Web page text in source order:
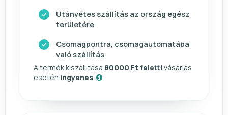
Utánvétes szállítás az ország egész
területére
Csomagpontra, csomagautómatába
való szállítás
A termék kiszállítása 80000 Ft feletti vásárlás
esetén ingyenes